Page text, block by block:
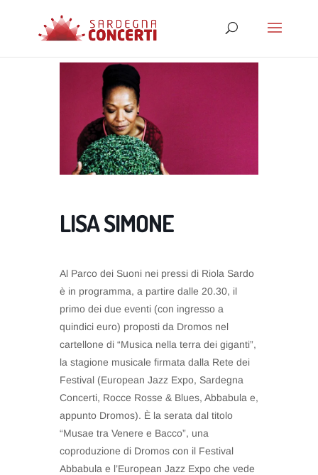
LISA SIMONE
Al Parco dei Suoni nei pressi di Riola Sardo
è in programma, a partire dalle 20.30, il
primo dei due eventi (con ingresso a
quindici euro) proposti da Dromos nel
cartellone di “Musica nella terra dei giganti”,
la stagione musicale firmata dalla Rete dei
Festival (European Jazz Expo, Sardegna
Concerti, Rocce Rosse & Blues, Abbabula e,
appunto Dromos). È la serata dal titolo
“Musae tra Venere e Bacco”, una
coproduzione di Dromos con il Festival
Abbabula e l’European Jazz Expo che vede